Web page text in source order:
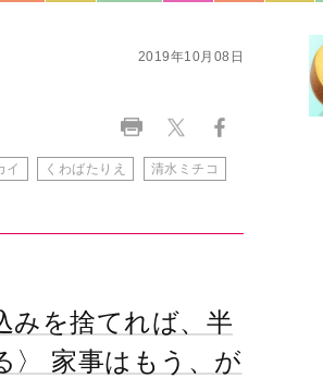
2019年10月08日
イ くわばたりえ 清水ミチコ
みを捨てれば、半
〉 家事はもう、が